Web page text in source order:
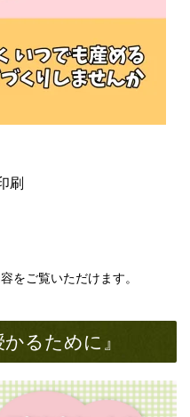
刷
をご覧いただけます。
るために』